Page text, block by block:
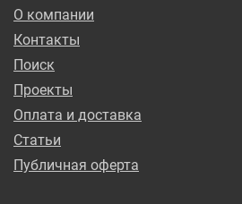
О компании
Контакты
Поиск
Проекты
Оплата и доставка
Статьи
Публичная оферта